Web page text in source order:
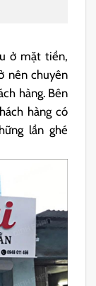
ở mặt tiền,
nên chuyên
hàng. Bên
hàng có
lần ghé